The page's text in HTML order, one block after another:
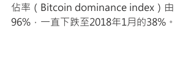
佔率（Bitcoin dominance index）由
96%，一直下跌至2018年1月的38%。